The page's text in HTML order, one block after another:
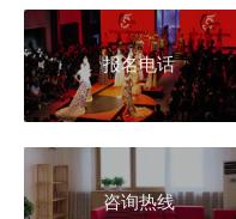
报名电话
咨询热线